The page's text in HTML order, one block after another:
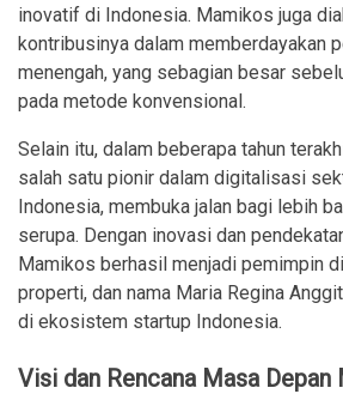
inovatif di Indonesia. Mamikos juga
kontribusinya dalam memberdayakan
menengah, yang sebagian besar
pada metode konvensional.
Selain itu, dalam beberapa tahun
salah satu pionir dalam digitalisasi
Indonesia, membuka jalan bagi lebih
serupa. Dengan inovasi dan
Mamikos berhasil menjadi pemimpin
properti, dan nama Maria Regina
di ekosistem startup Indonesia.
Visi dan Rencana Masa